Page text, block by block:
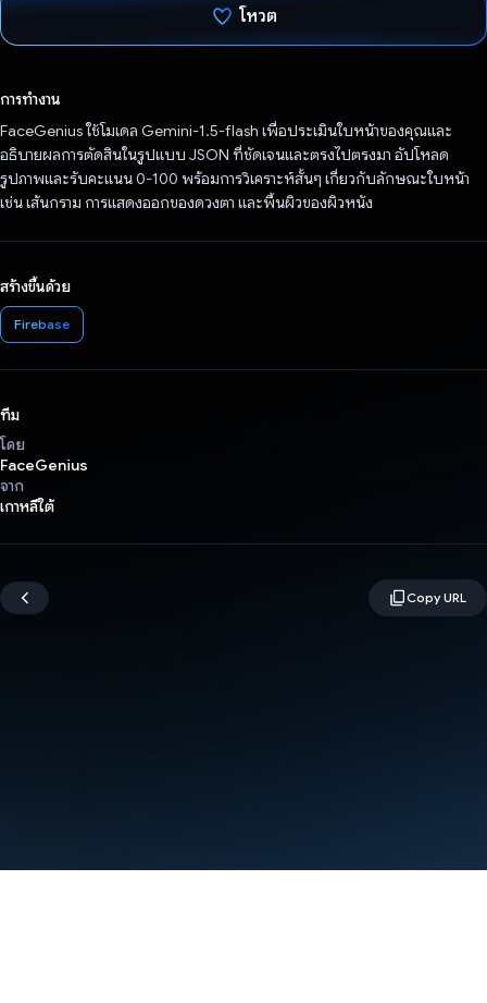
โหวต
การทำงาน
FaceGenius ใช้โมเดล Gemini-1.5-flash เพื่อประเมินใบหน้าของคุณและ
อธิบายผลการตัดสินในรูปแบบ JSON ที่ชัดเจนและตรงไปตรงมา อัปโหลด
รูปภาพและรับคะแนน 0-100 พร้อมการวิเคราะห์สั้นๆ เกี่ยวกับลักษณะใบหน้า
เช่น เส้นกราม การแสดงออกของดวงตา และพื้นผิวของผิวหนัง
สร้างขึ้นด้วย
Firebase
ทีม
โดย
FaceGenius
จาก
เกาหลีใต้